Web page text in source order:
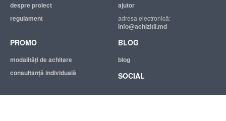
despre proiect
regulament
ajutor
adresa electronică:
info@achizitii.md
PROMO
modalităţi de achitare
consultanță individuală
BLOG
blog
SOCIAL